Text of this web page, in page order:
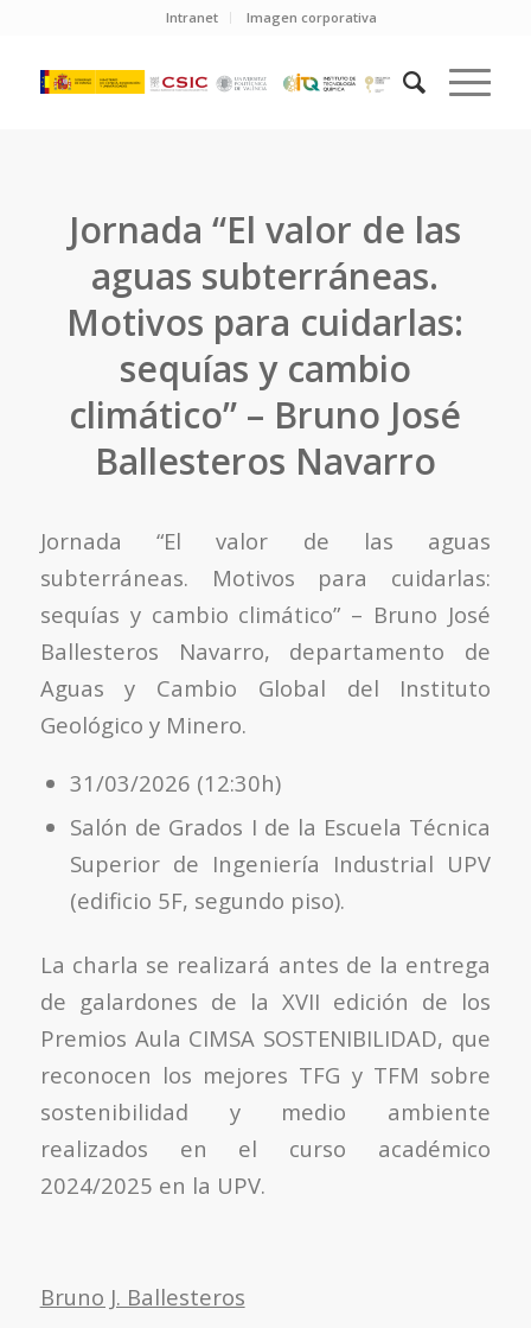
Intranet Imagen corporativa
Jornada “El valor de las
aguas subterráneas.
Motivos para cuidarlas:
sequías y cambio
climático” – Bruno José
Ballesteros Navarro
Jornada “El valor de las aguas
subterráneas. Motivos para cuidarlas:
sequías y cambio climático” – Bruno José
Ballesteros Navarro, departamento de
Aguas y Cambio Global del Instituto
Geológico y Minero.
31/03/2026 (12:30h)
Salón de Grados I de la Escuela Técnica
Superior de Ingeniería Industrial UPV
(edificio 5F, segundo piso).
La charla se realizará antes de la entrega
de galardones de la XVII edición de los
Premios Aula CIMSA SOSTENIBILIDAD, que
reconocen los mejores TFG y TFM sobre
sostenibilidad y medio ambiente
realizados en el curso académico
2024/2025 en la UPV.
Bruno J. Ballesteros